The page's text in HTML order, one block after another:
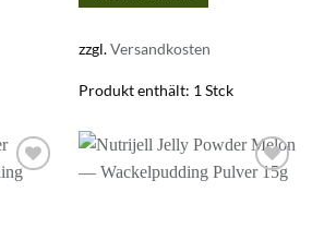
zzgl.Versandkosten
Produkt enthält: 1 Stck
Zur